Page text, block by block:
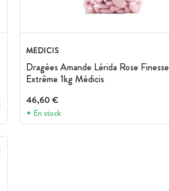
MEDICIS
Dragées Amande Lérida Rose Finesse
Extrême 1kg Médicis
46,60 €
En stock